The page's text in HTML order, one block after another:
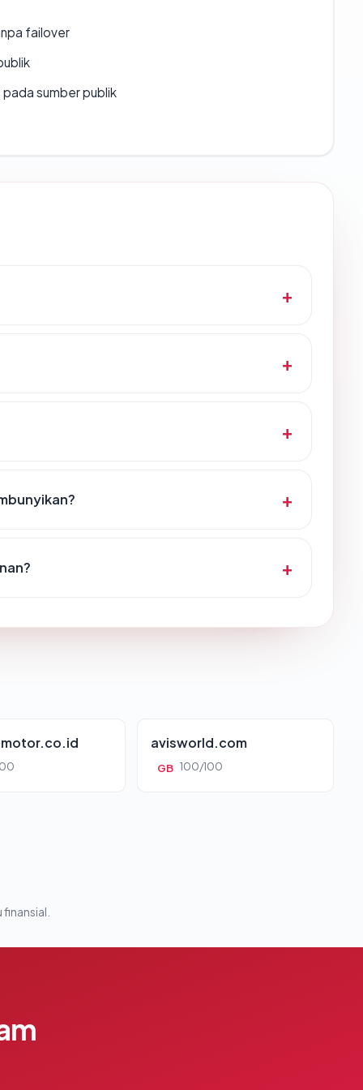
failover
sumber publik
avisworld.com
GB 100/100